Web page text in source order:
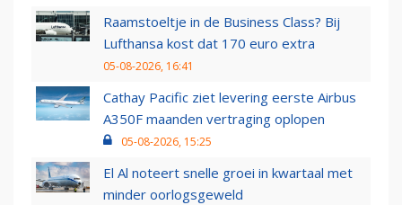
Raamstoeltje in de Business Class? Bij
Lufthansa kost dat 170 euro extra
05-08-2026, 16:41
Cathay Pacific ziet levering eerste Airbus
A350F maanden vertraging oplopen
05-08-2026, 15:25
El Al noteert snelle groei in kwartaal met
minder oorlogsgeweld